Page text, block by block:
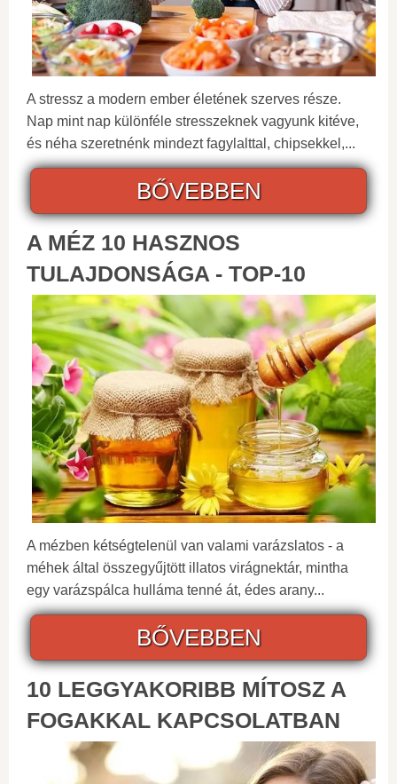
A stressz a modern ember életének szerves része.
Nap mint nap különféle stresszeknek vagyunk kitéve,
és néha szeretnénk mindezt fagylalttal, chipsekkel,...
BŐVEBBEN
A MÉZ 10 HASZNOS
TULAJDONSÁGA - TOP-10
A mézben kétségtelenül van valami varázslatos - a
méhek által összegyűjtött illatos virágnektár, mintha
egy varázspálca hulláma tenné át, édes arany...
BŐVEBBEN
10 LEGGYAKORIBB MÍTOSZ A
FOGAKKAL KAPCSOLATBAN